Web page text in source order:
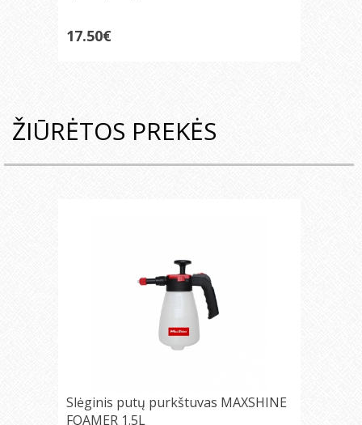
17.50€
ŽIŪRĖTOS PREKĖS
Slėginis putų purkštuvas MAXSHINE
FOAMER 1.5L